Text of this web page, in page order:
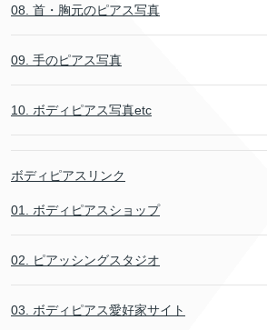
08. 首・胸元のピアス写真
09. 手のピアス写真
10. ボディピアス写真etc
ボディピアスリンク
01. ボディピアスショップ
02. ピアッシングスタジオ
03. ボディピアス愛好家サイト